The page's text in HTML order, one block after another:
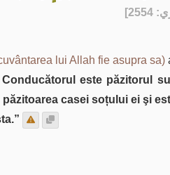
lui Allah fie asupra sa)
este păzitorul
casei soțului ei şi